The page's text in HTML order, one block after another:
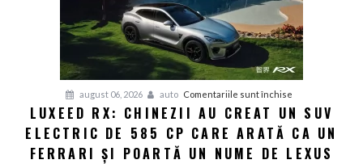
lansează
noua
generație
Smart
în
China
august 06, 2026 auto Comentariile sunt închise
Luxeed
RX:
Chinezii
LUXEED RX: CHINEZII AU CREAT UN SUV
ELECTRIC DE 585 CP CARE ARATĂ CA UN
FERRARI ȘI POARTĂ UN NUME DE LEXUS